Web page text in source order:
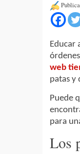
Educar
web
patas y
Puede
para
Los